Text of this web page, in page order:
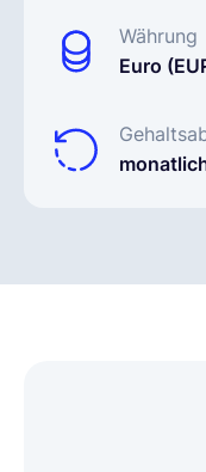
Währung
Euro